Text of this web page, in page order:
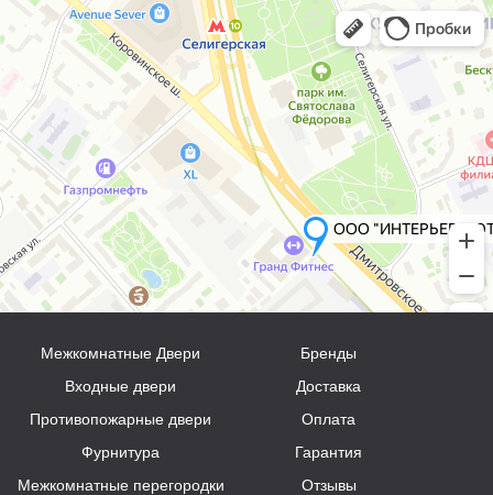
Межкомнатные Двери
Входные двери
Противопожарные двери
Фурнитура
Межкомнатные перегородки
Бренды
Доставка
Оплата
Гарантия
Отзывы